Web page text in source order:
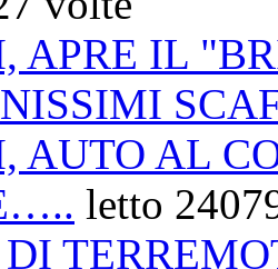
APRE IL
AUTO AL
letto
DI